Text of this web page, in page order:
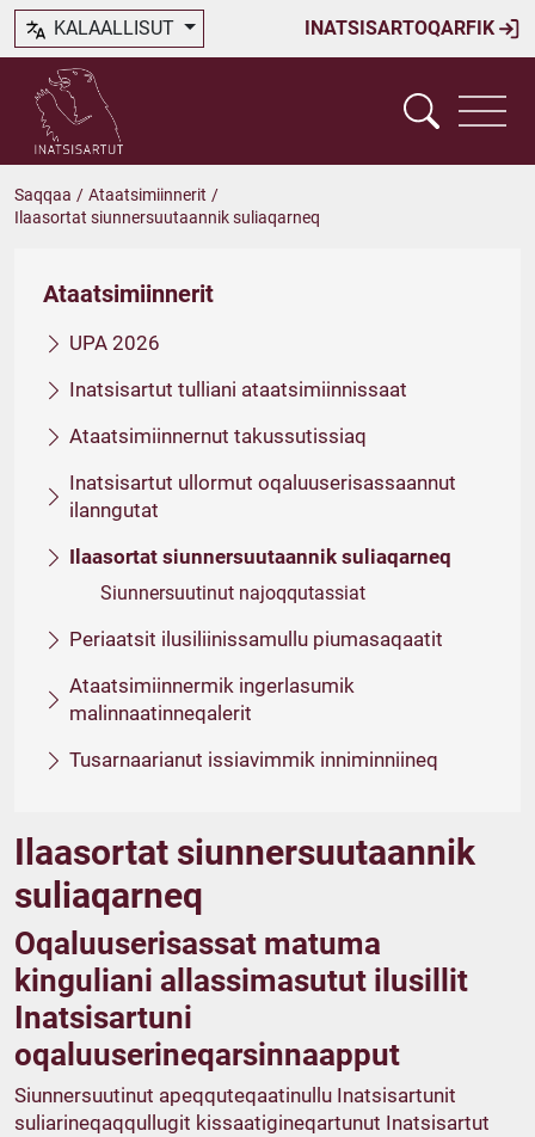
INATSISARTOQARFIK
KALAALLISUT
Saqqaa / Ataatsimiinnerit /
Ilaasortat siunnersuutaannik suliaqarneq
Ataatsimiinnerit
UPA 2026
Inatsisartut tulliani ataatsimiinnissaat
Ataatsimiinnernut takussutissiaq
Inatsisartut ullormut oqaluuserisassaannut
ilanngutat
Ilaasortat siunnersuutaannik suliaqarneq
Siunnersuutinut najoqqutassiat
Periaatsit ilusiliinissamullu piumasaqaatit
Ataatsimiinnermik ingerlasumik
malinnaatinneqalerit
Tusarnaarianut issiavimmik inniminniineq
Ilaasortat siunnersuutaannik
suliaqarneq
Oqaluuserisassat matuma
kinguliani allassimasutut ilusillit
Inatsisartuni
oqaluuserineqarsinnaapput
Siunnersuutinut apeqquteqaatinullu Inatsisartunit
suliarineqaqqullugit kissaatigineqartunut Inatsisartut